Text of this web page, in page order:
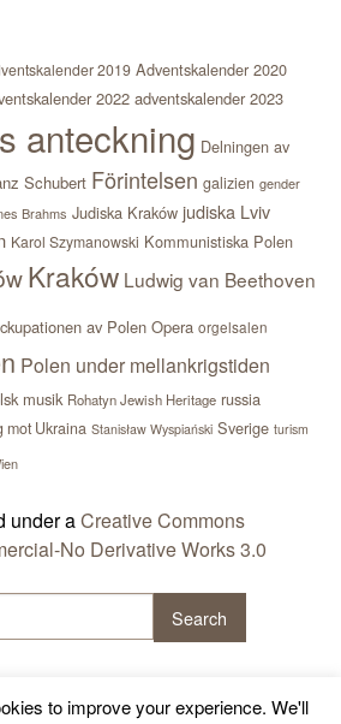
2019 Adventskalender 2020
2022 adventskalender 2023
anteckning Delningen av
Schubert Förintelsen galizien gender
Brahms Judiska Kraków judiska Lviv
Karol Szymanowski Kommunistiska Polen
Kraków Ludwig van Beethoven
av Polen Opera orgelsalen
Polen under mellankrigstiden
musik Rohatyn Jewish Heritage russia
mot Ukraina Stanisław Wyspiański Sverige turism
under aCreative Commons
No Derivative Works 3.0
to improve your experience. We'll